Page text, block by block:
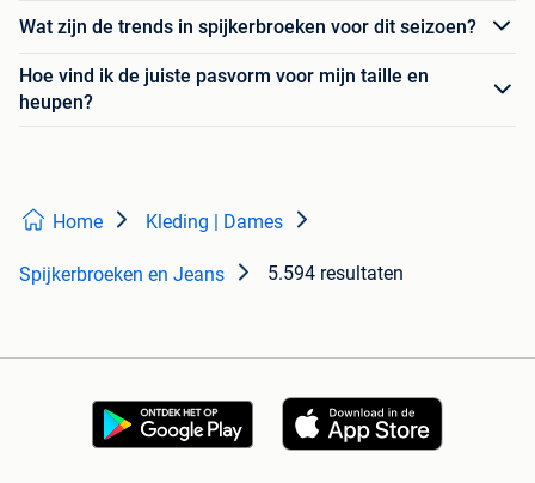
Wat zijn de trends in spijkerbroeken voor dit seizoen?
Hoe vind ik de juiste pasvorm voor mijn taille en
heupen?
Home Kleding | Dames
Spijkerbroeken en Jeans 5.594 resultaten